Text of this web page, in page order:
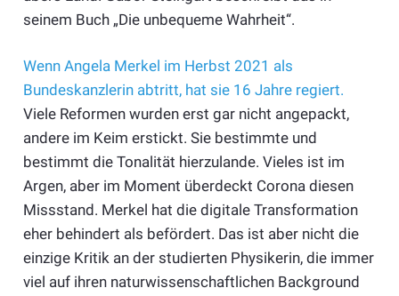
seinem Buch „Die unbequeme Wahrheit“.
Wenn Angela Merkel im Herbst 2021 als
Bundeskanzlerin abtritt, hat sie 16 Jahre regiert.
Viele Reformen wurden erst gar nicht angepackt,
andere im Keim erstickt. Sie bestimmte und
bestimmt die Tonalität hierzulande. Vieles ist im
Argen, aber im Moment überdeckt Corona diesen
Missstand. Merkel hat die digitale Transformation
eher behindert als befördert. Das ist aber nicht die
einzige Kritik an der studierten Physikerin, die immer
viel auf ihren naturwissenschaftlichen Background